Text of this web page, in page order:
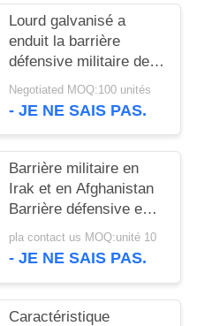
Lourd galvanisé a
enduit la barrière
défensive militaire de
Hesco de système de
barrières de bastion de
Negotiated MOQ:100 unités
- JE NE SAIS PAS.
Barrière militaire en
Irak et en Afghanistan
Barrière défensive en
treillis métalliques
soudés Hesco
pla contact us MOQ:unité 10
- JE NE SAIS PAS.
Caractéristique